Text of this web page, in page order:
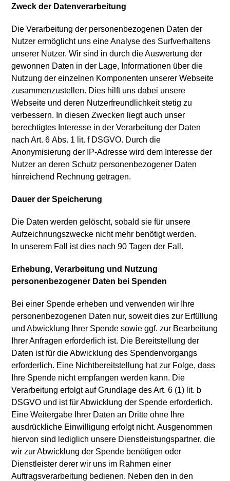
Zweck der Datenverarbeitung
Die Verarbeitung der personenbezogenen Daten der
Nutzer ermöglicht uns eine Analyse des Surfverhaltens
unserer Nutzer. Wir sind in durch die Auswertung der
gewonnen Daten in der Lage, Informationen über die
Nutzung der einzelnen Komponenten unserer Webseite
zusammenzustellen. Dies hilft uns dabei unsere
Webseite und deren Nutzerfreundlichkeit stetig zu
verbessern. In diesen Zwecken liegt auch unser
berechtigtes Interesse in der Verarbeitung der Daten
nach Art. 6 Abs. 1 lit. f DSGVO. Durch die
Anonymisierung der IP-Adresse wird dem Interesse der
Nutzer an deren Schutz personenbezogener Daten
hinreichend Rechnung getragen.
Dauer der Speicherung
Die Daten werden gelöscht, sobald sie für unsere
Aufzeichnungszwecke nicht mehr benötigt werden.
In unserem Fall ist dies nach 90 Tagen der Fall.
Erhebung, Verarbeitung und Nutzung
personenbezogener Daten bei Spenden
Bei einer Spende erheben und verwenden wir Ihre
personenbezogenen Daten nur, soweit dies zur Erfüllung
und Abwicklung Ihrer Spende sowie ggf. zur Bearbeitung
Ihrer Anfragen erforderlich ist. Die Bereitstellung der
Daten ist für die Abwicklung des Spendenvorgangs
erforderlich. Eine Nichtbereitstellung hat zur Folge, dass
Ihre Spende nicht empfangen werden kann. Die
Verarbeitung erfolgt auf Grundlage des Art. 6 (1) lit. b
DSGVO und ist für Abwicklung der Spende erforderlich.
Eine Weitergabe Ihrer Daten an Dritte ohne Ihre
ausdrückliche Einwilligung erfolgt nicht. Ausgenommen
hiervon sind lediglich unsere Dienstleistungspartner, die
wir zur Abwicklung der Spende benötigen oder
Dienstleister derer wir uns im Rahmen einer
Auftragsverarbeitung bedienen. Neben den in den